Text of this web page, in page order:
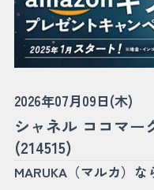
2026年07月09日(木)
シャネル ココマー
(214515)
MARUKA（マルカ）